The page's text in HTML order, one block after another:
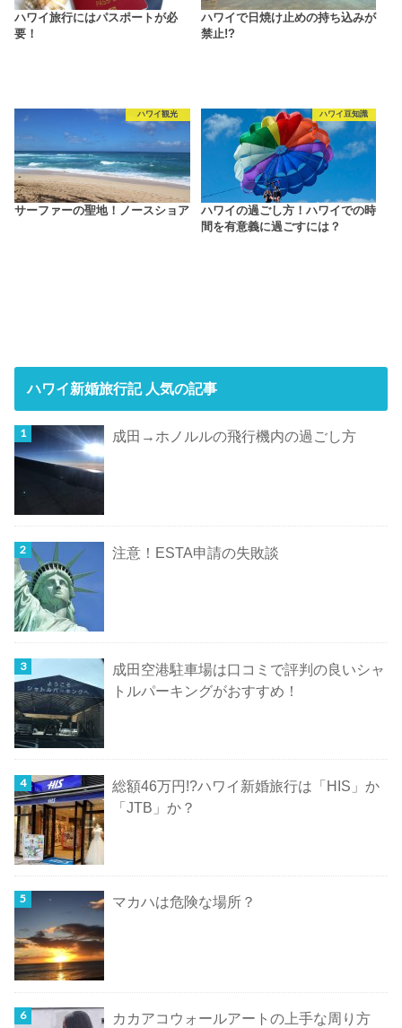
ハワイ旅行にはパスポートが必
要！
ハワイで日焼け止めの持ち込みが
禁止!?
ハワイ観光
サーファーの聖地！ノースショア
ハワイ豆知識
ハワイの過ごし方！ハワイでの時
間を有意義に過ごすには？
ハワイ新婚旅行記 人気の記事
成田→ホノルルの飛行機内の過ごし方
注意！ESTA申請の失敗談
成田空港駐車場は口コミで評判の良いシャ
トルパーキングがおすすめ！
総額46万円!?ハワイ新婚旅行は「HIS」か
「JTB」か？
マカハは危険な場所？
カカアコウォールアートの上手な周り方